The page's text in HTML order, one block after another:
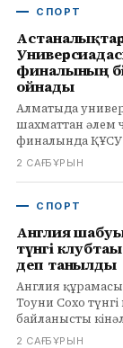
СПОРТ
финалының
ойнады
Алматыда
шахматтан
финалында
мен тең ойнады.
2 САҒ БҰРЫН
СПОРТ
Англия
түнгі
деп танылды
Англия
Тоуни Сохо түнгі
байланысты
қыркүйекте сотқа
2 САҒ БҰРЫН